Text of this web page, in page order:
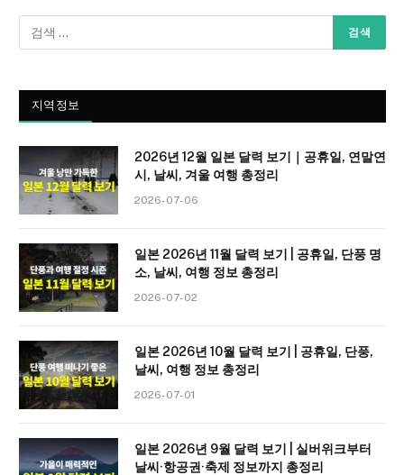
지역정보
2026년 12월 일본 달력 보기｜공휴일, 연말연
시, 날씨, 겨울 여행 총정리
2026-07-06
일본 2026년 11월 달력 보기 | 공휴일, 단풍 명
소, 날씨, 여행 정보 총정리
2026-07-02
일본 2026년 10월 달력 보기 | 공휴일, 단풍,
날씨, 여행 정보 총정리
2026-07-01
일본 2026년 9월 달력 보기 | 실버위크부터
날씨·항공권·축제 정보까지 총정리